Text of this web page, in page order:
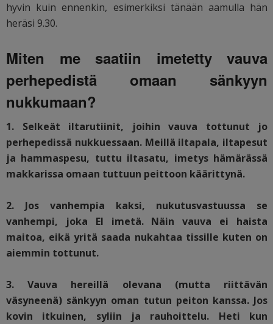
hyvin kuin ennenkin, esimerkiksi tänään aamulla hän
heräsi 9.30.
Miten me saatiin imetetty vauva
perhepedistä omaan sänkyyn
nukkumaan?
1. Selkeät iltarutiinit, joihin vauva tottunut jo
perhepedissä nukkuessaan. Meillä iltapala, iltapesut
ja hammaspesu, tuttu iltasatu, imetys hämärässä
makkarissa omaan tuttuun peittoon käärittynä.
2. Jos vanhempia kaksi, nukutusvastuussa se
vanhempi, joka EI imetä. Näin vauva ei haista
maitoa, eikä yritä saada nukahtaa tissille kuten on
aiemmin tottunut.
3. Vauva hereillä olevana (mutta riittävän
väsyneenä) sänkyyn oman tutun peiton kanssa. Jos
kovin itkuinen, syliin ja rauhoittelu. Heti kun